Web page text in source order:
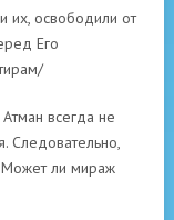
их, освободили от
Его
всегда не
Следовательно,
Может ли мираж